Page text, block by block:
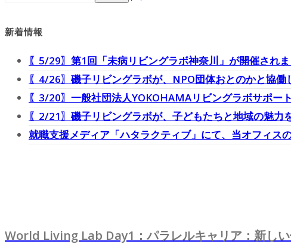
新着情報
〖5/29〗第1回「未病リビングラボ神奈川」が開催され
〖4/26〗磯子リビングラボが、NPO団体おとのかと協
〖3/20〗一般社団法人YOKOHAMAリビングラボサポー
〖2/21〗磯子リビングラボが、子どもたちと地域の魅
就職支援メディア「ハタラクティブ」にて、当オフィス
World Living Lab Day1：パラレルキャリア：新し